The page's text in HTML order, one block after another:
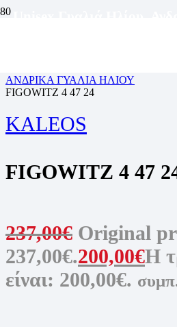
ΑΝΔΡΙΚΑ ΓΥΑΛΙΑ ΗΛΙΟΥ
FIGOWITZ 4 47 24
KALEOS
FIGOWITZ 4 47
237,00€ Original
237,00€.200,00€Η
είναι: 200,00€.